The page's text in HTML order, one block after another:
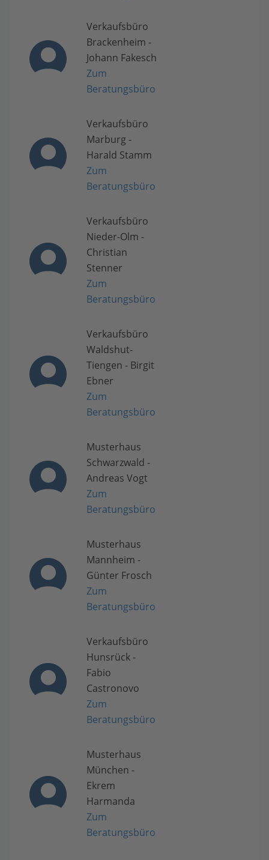
Verkaufsbüro
Brackenheim -
Johann Fakesch
Zum
Beratungsbüro
Verkaufsbüro
Marburg -
Harald Stamm
Zum
Beratungsbüro
Verkaufsbüro
Nieder-Olm -
Christian
Stenner
Zum
Beratungsbüro
Verkaufsbüro
Waldshut-
Tiengen - Birgit
Ebner
Zum
Beratungsbüro
Musterhaus
Schwarzwald -
Andreas Vogt
Zum
Beratungsbüro
Musterhaus
Mannheim -
Günter Frosch
Zum
Beratungsbüro
Verkaufsbüro
Hunsrück -
Fabio
Castronovo
Zum
Beratungsbüro
Musterhaus
München -
Ekrem
Harmanda
Zum
Beratungsbüro